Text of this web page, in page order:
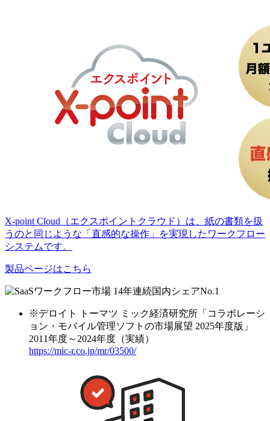
X-point Cloud（エクスポイントクラウド）は、紙の書類を扱
うのと同じような「直感的な操作」を実現したワークフロー
システムです。
製品ページはこちら
※デロイト トーマツ ミック経済研究所「コラボレーシ
ョン・モバイル管理ソフトの市場展望 2025年度版」
2011年度～2024年度（実績）
https://mic-r.co.jp/mr/03500/